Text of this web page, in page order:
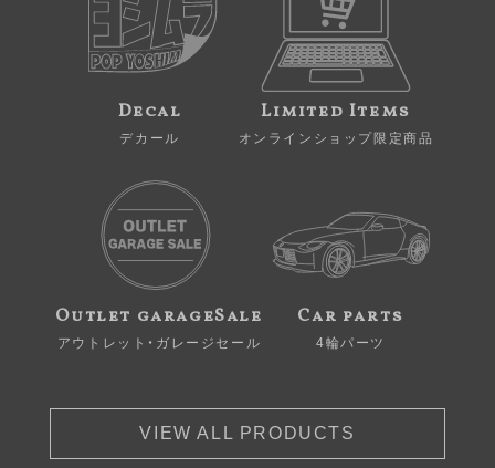
Decal
デカール
Limited Items
オンラインショップ限定商品
Outlet garageSale
アウトレット・ガレージセール
Car parts
4輪パーツ
VIEW ALL PRODUCTS